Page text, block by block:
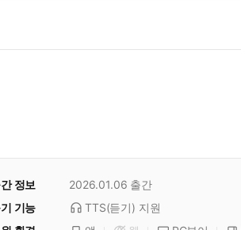
정보 2026.01.06 출간
기능
TTS(듣기) 지원